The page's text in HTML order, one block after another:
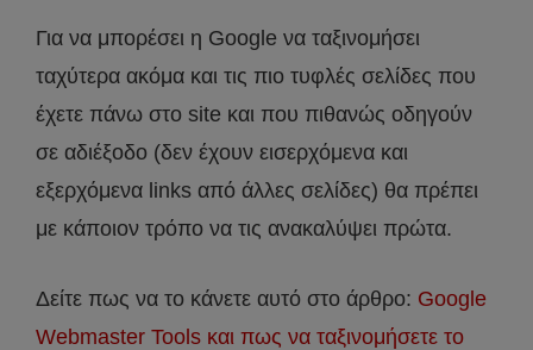
Για να μπορέσει η Google να ταξινομήσει
ταχύτερα ακόμα και τις πιο τυφλές σελίδες που
έχετε πάνω στο site και που πιθανώς οδηγούν
σε αδιέξοδο (δεν έχουν εισερχόμενα και
εξερχόμενα links από άλλες σελίδες) θα πρέπει
με κάποιον τρόπο να τις ανακαλύψει πρώτα.
Δείτε πως να το κάνετε αυτό στο άρθρο: Google
Webmaster Tools και πως να ταξινομήσετε το